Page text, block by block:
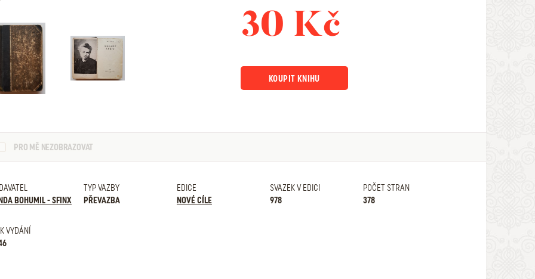
30 Kč
KOUPIT KNIHU
PRO MĚ NEZOBRAZOVAT
BOHUMIL - SFINX
TYP VAZBY
PŘEVAZBA
EDICE
NOVÉ CÍLE
SVAZEK V EDICI
978
POČET STRAN
378
VYDÁNÍ